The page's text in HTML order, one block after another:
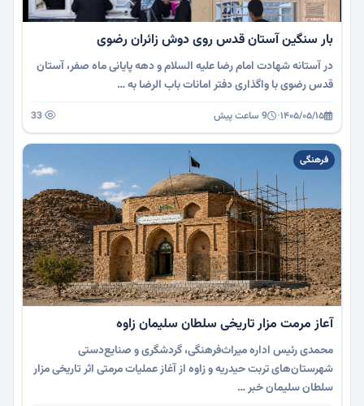
بار سنگین آستان قدس روی دوش زائران رضوی
در آستانه شهادت امام رضا علیه السلام و دهه پایانی ماه صفر، آستان
قدس رضوی با واگذاری دفتر امانات باب الرضا به …
۱۴۰۵/۰۵/۱۵· 9 ساعت پیش
فرهنگی
آعاز مرمت مزار تاریخی سلطان سلیمان زاوه
محمدی رئیس اداره میراث‌فرهنگی، گردشگری و صنایع‌دستی
شهرستان‌های تربت حیدریه و زاوه از آغاز عملیات مرمتی اثر تاریخی مزار
سلطان سلیمان خبر …